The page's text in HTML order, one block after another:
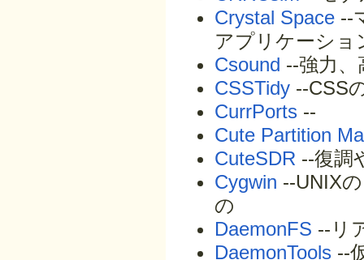
Crystal Space --
アプリケーショ
Csound --強力
CSSTidy --CSS
CurrPorts --
Cute Partition
CuteSDR --復調
Cygwin --UNIX
の
DaemonFS --リ
DaemonTools --